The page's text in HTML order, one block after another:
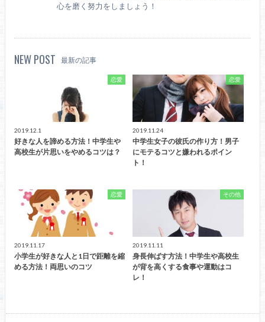
心を磨く努力をしましょう！
NEW POST 最新の記事
恋愛
2019.12.1
好きな人を諦める方法！中学生や
高校生が片思いをやめるコツは？
恋愛
2019.11.24
中学生女子の彼氏の作り方！男子
にモテるコツと嫌われるポイン
ト！
恋愛
2019.11.17
小学生が好きな人と1日で距離を縮
める方法！両思いのコツ
その他
2019.11.11
身長伸ばす方法！中学生や高校生
が背を高くする食事や運動はコ
レ！